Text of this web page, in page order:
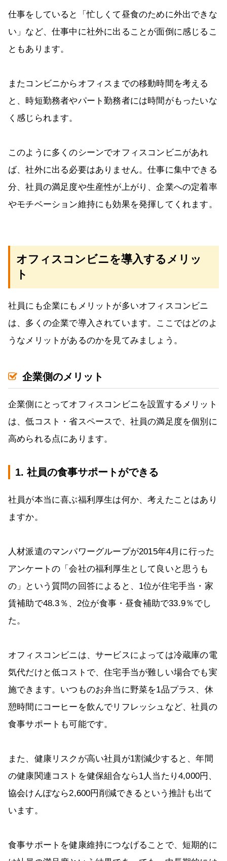
仕事をしていると「忙しくて昼食のために外出できな
い」など、仕事中に社外に出ることが面倒に感じるこ
ともあります。
またコンビニからオフィスまでの移動時間を考える
と、時短勤務者やパート勤務者には時間がもったいな
く感じられます。
このように多くのシーンでオフィスコンビニがあれ
ば、社外に出る必要はありません。仕事に集中できる
分、社員の満足度や生産性が上がり、企業への定着率
やモチベーション維持にも効果を発揮してくれます。
オフィスコンビニを導入するメリッ
ト
社員にも企業にもメリットが多いオフィスコンビニ
は、多くの企業で導入されています。ここではどのよ
うなメリットがあるのかを見てみましょう。
企業側のメリット
企業側にとってオフィスコンビニを設置するメリット
は、低コスト・省スペースで、社員の満足度を個別に
高められる点にあります。
1. 社員の食事サポートができる
社員が本当に喜ぶ福利厚生は何か、考えたことはあり
ますか。
人材派遣のマンパワーグループが2015年4月に行った
アンケートの「会社の福利厚生として良いと思うも
の」という質問の回答によると、1位が住宅手当・家
賃補助で48.3％、2位が食事・昼食補助で33.9％でし
た。
オフィスコンビニは、サービスによっては冷蔵庫の電
気代だけと低コストで、住宅手当が難しい場合でも実
施できます。いつものお弁当に野菜を1品プラス、休
憩時間にコーヒーを飲んでリフレッシュなど、社員の
食事サポートも可能です。
また、健康リスクが高い社員が1割減少すると、年間
の健康関連コストを健保組合なら1人当たり4,000円、
協会けんぽなら2,600円削減できるという推計も出て
います。
食事サポートを健康維持につなげることで、短期的に